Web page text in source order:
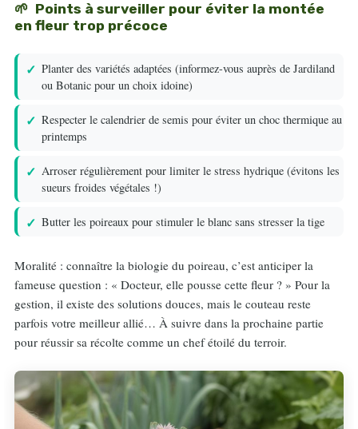
Points à surveiller pour éviter la montée
en fleur trop précoce
Planter des variétés adaptées (informez-vous auprès de Jardiland
ou Botanic pour un choix idoine)
Respecter le calendrier de semis pour éviter un choc thermique au
printemps
Arroser régulièrement pour limiter le stress hydrique (évitons les
sueurs froides végétales !)
Butter les poireaux pour stimuler le blanc sans stresser la tige
Moralité : connaître la biologie du poireau, c’est anticiper la
fameuse question : « Docteur, elle pousse cette fleur ? » Pour la
gestion, il existe des solutions douces, mais le couteau reste
parfois votre meilleur allié… À suivre dans la prochaine partie
pour réussir sa récolte comme un chef étoilé du terroir.